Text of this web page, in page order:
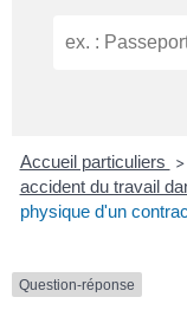
Accueil particuliers >
accident du travail
physique d'un
Question-réponse